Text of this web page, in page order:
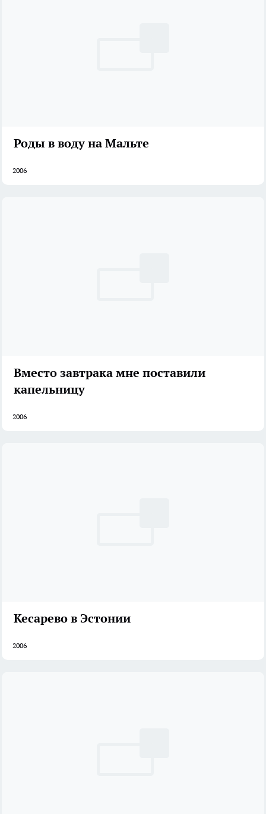
Роды в воду на Мальте
2006
Вместо завтрака мне поставили
капельницу
2006
Кесарево в Эстонии
2006